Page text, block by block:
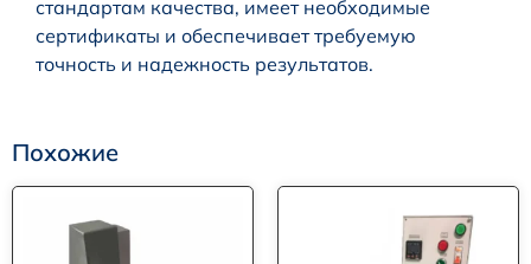
стандартам качества, имеет необходимые
сертификаты и обеспечивает требуемую
точность и надежность результатов.
Похожие